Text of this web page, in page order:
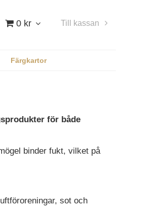
0 kr Till kassan
Färgkartor
för både
binder fukt, vilket på
sot och